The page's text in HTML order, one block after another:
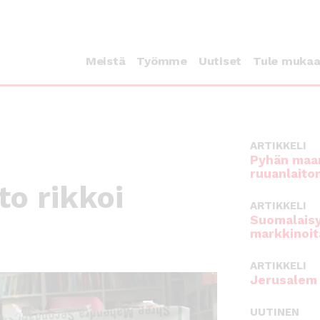
Meistä Työmme Uutiset Tule
rikkoi
ARTIKKELI
Pyhän
ARTIKKELI
ARTIKKELI
UUTINEN